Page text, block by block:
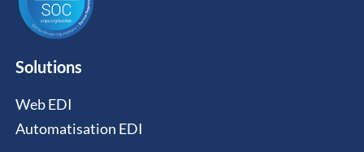
Solutions
Web EDI
Automatisation EDI